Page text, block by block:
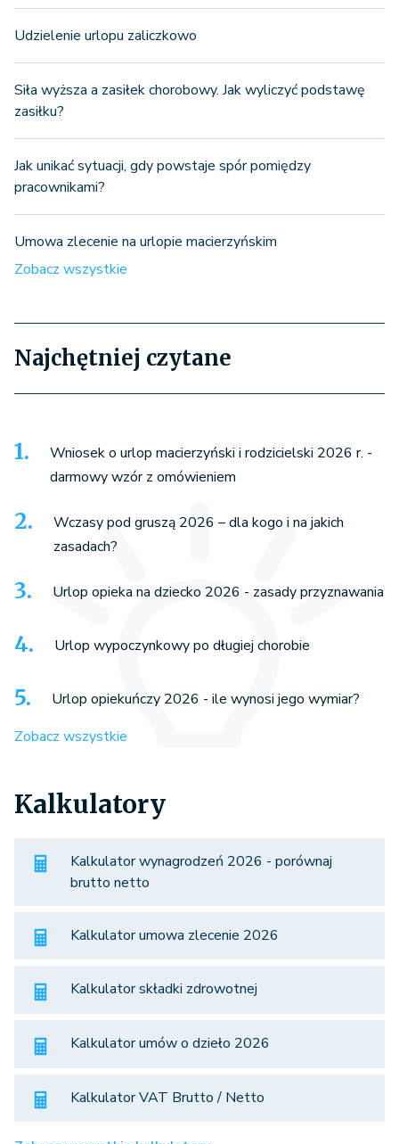
Udzielenie urlopu zaliczkowo
Siła wyższa a zasiłek chorobowy. Jak wyliczyć podstawę
zasiłku?
Jak unikać sytuacji, gdy powstaje spór pomiędzy
pracownikami?
Umowa zlecenie na urlopie macierzyńskim
Zobacz wszystkie
Najchętniej czytane
Wniosek o urlop macierzyński i rodzicielski 2026 r. -
darmowy wzór z omówieniem
Wczasy pod gruszą 2026 – dla kogo i na jakich
zasadach?
Urlop opieka na dziecko 2026 - zasady przyznawania
Urlop wypoczynkowy po długiej chorobie
Urlop opiekuńczy 2026 - ile wynosi jego wymiar?
Zobacz wszystkie
Kalkulatory
Kalkulator wynagrodzeń 2026 - porównaj
brutto netto
Kalkulator umowa zlecenie 2026
Kalkulator składki zdrowotnej
Kalkulator umów o dzieło 2026
Kalkulator VAT Brutto / Netto